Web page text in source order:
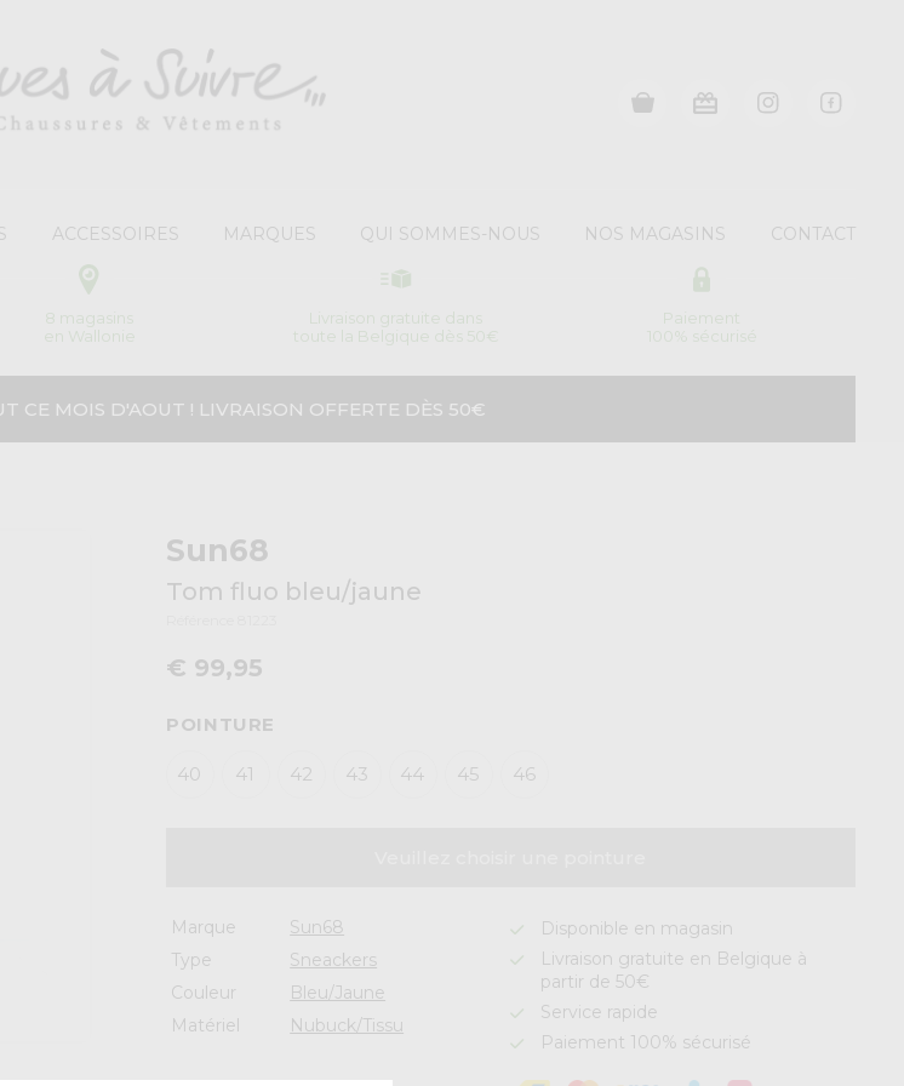
ACCESSOIRES MARQUES QUI SOMMES-NOUS NOS MAGASINS CONTACT
8 magasins
en Wallonie
Livraison gratuite dans
toute la Belgique dès 50€
Paiement
100% sécurisé
CE MOIS D'AOUT ! LIVRAISON OFFERTE DÈS 50€
Sun68
Tom fluo bleu/jaune
€ 99,95
POINTURE
40 41 42 43 44 45 46
Marque
Sun68
Type
Sneackers
Couleur
Bleu/Jaune
Matériel
Nubuck/Tissu
Disponible en magasin
Livraison gratuite en Belgique à
partir de 50€
Service rapide
Paiement 100% sécurisé